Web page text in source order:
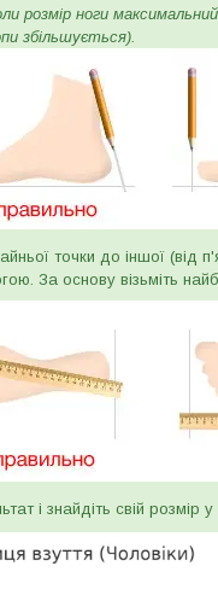
ноги максимальний
збільшується).
точки до іншої
За основу візьміть
і знайдіть свій розмір у